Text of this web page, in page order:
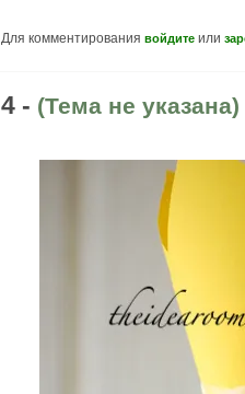
Для комментирования войдите или
4 - (Тема не указана)